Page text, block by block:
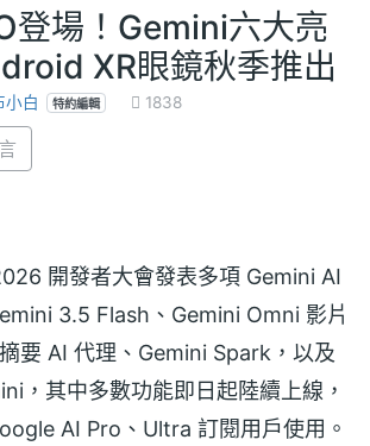
登場！Gemini六大亮
XR眼鏡秋季推出
小白 特約編輯 1838
開發者大會發表多項 Gemini AI
3.5 Flash、Gemini Omni 影片
要 AI 代理、Gemini Spark，以及
，其中多數功能即日起陸續上線，
AI Pro、Ultra 訂閱用戶使用。